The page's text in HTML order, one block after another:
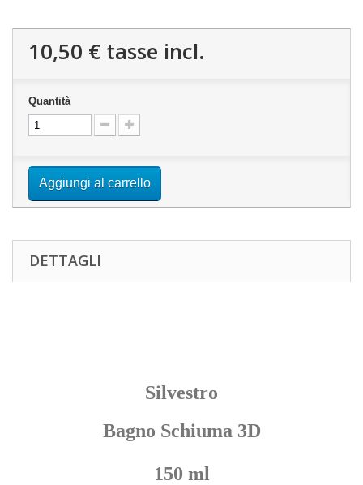
10,50 € tasse incl.
Quantità
Aggiungi al carrello
DETTAGLI
Silvestro
Bagno Schiuma 3D
150 ml